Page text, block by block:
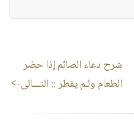
شرح دعاء الصائم إذا حضر
الطعام ولـم يفطر:: التـــالى->